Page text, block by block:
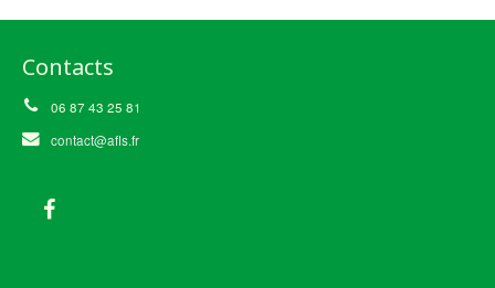
Contacts
06 87 43 25 81
contact@afls.fr